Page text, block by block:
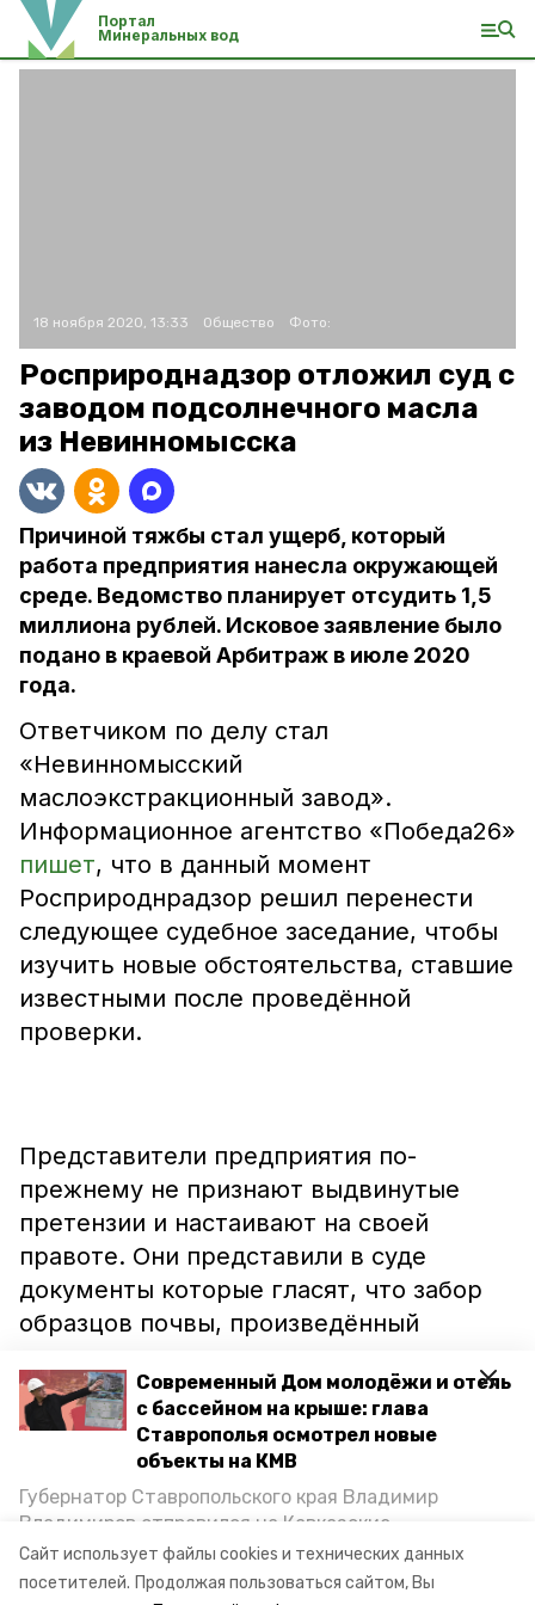
Сайт использует файлы cookies и технических данных
посетителей. Продолжая пользоваться сайтом, Вы
Современный Дом молодёжи и отель
с бассейном на крыше: глава
Ставрополья осмотрел новые
объекты на КМВ
Губернатор Ставропольского края Владимир
Владимиров отправился на Кавказские
Минеральные Воды, чтобы проинспектировать
строительство объектов в Кисловодске и
Портал
Минеральных вод
18 ноября 2020, 13:33 Общество Фото:
Росприроднадзор отложил суд с
заводом подсолнечного масла
из Невинномысска
Причиной тяжбы стал ущерб, который
работа предприятия нанесла окружающей
среде. Ведомство планирует отсудить 1,5
миллиона рублей. Исковое заявление было
подано в краевой Арбитраж в июле 2020
года.
Ответчиком по делу стал
«Невинномысский
маслоэкстракционный завод».
Информационное агентство «Победа26»
пишет, что в данный момент
Росприроднрадзор решил перенести
следующее судебное заседание, чтобы
изучить новые обстоятельства, ставшие
известными после проведённой
проверки.
Представители предприятия по-
прежнему не признают выдвинутые
претензии и настаивают на своей
правоте. Они представили в суде
документы которые гласят, что забор
образцов почвы, произведённый
требованиям, содержащимся в ГОСТе.
Следующее заседание по делу
перенесли. Оно должно состояться 15
декабря.